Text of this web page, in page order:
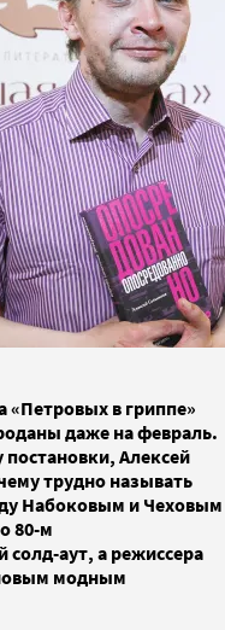
«Петровых в гриппе»
даже на февраль.
Алексей
трудно называть
Набоковым и Чеховым
80-м
аут, а режиссера
модным